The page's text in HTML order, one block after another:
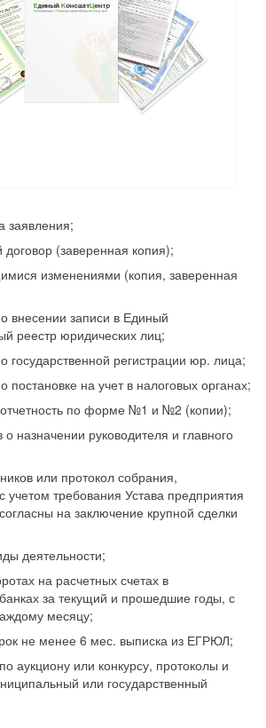
заявления;
(заверенная копия);
изменениями (копия, заверенная
внесении записи в Единый
реестр юридических лиц;
государственной регистрации юр. лица;
постановке на учет в налоговых органах;
отчетность по форме №1 и №2 (копии);
о назначении руководителя и главного
или протокол собрания,
учетом требования Устава предприятия
на заключение крупной сделки
деятельности;
на расчетных счетах в
за текущий и прошедшие годы, с
месяцу;
не менее 6 мес. выписка из ЕГРЮЛ;
аукциону или конкурсу, протоколы и
или государственный